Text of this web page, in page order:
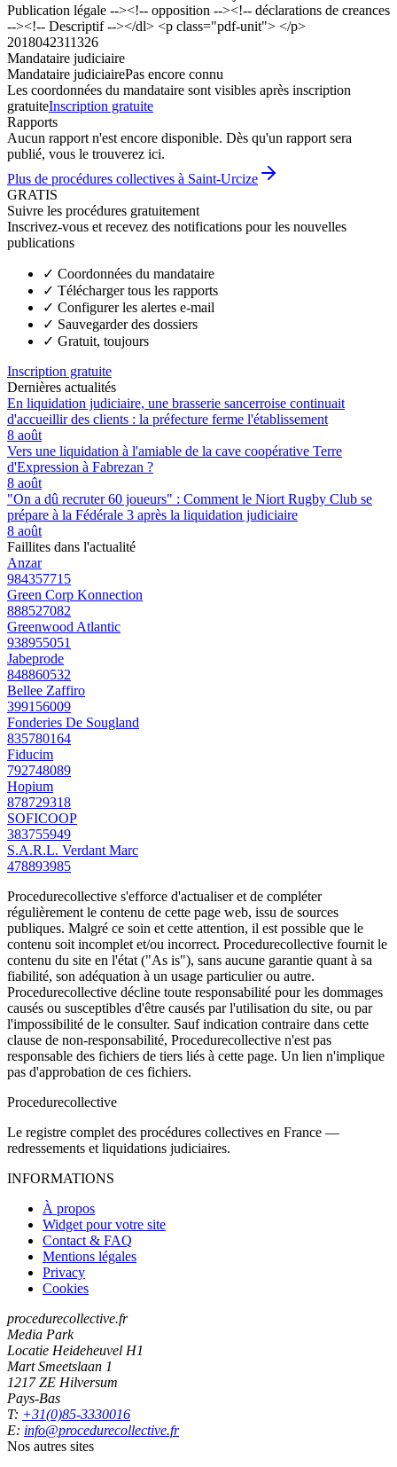
Publication légale --><!-- opposition --><!-- déclarations de creances
--><!-- Descriptif --></dl> <p class="pdf-unit"> </p>
2018042311326
Mandataire judiciaire
Mandataire judiciairePas encore connu
Les coordonnées du mandataire sont visibles après inscription
gratuiteInscription gratuite
Rapports
Aucun rapport n'est encore disponible. Dès qu'un rapport sera
publié, vous le trouverez ici.
Plus de procédures collectives à Saint-Urcize
GRATIS
Suivre les procédures gratuitement
Inscrivez-vous et recevez des notifications pour les nouvelles
publications
✓ Coordonnées du mandataire
✓ Télécharger tous les rapports
✓ Configurer les alertes e-mail
✓ Sauvegarder des dossiers
✓ Gratuit, toujours
Inscription gratuite
Dernières actualités
En liquidation judiciaire, une brasserie sancerroise continuait
d'accueillir des clients : la préfecture ferme l'établissement
8 août
Vers une liquidation à l'amiable de la cave coopérative Terre
d'Expression à Fabrezan ?
8 août
"On a dû recruter 60 joueurs" : Comment le Niort Rugby Club se
prépare à la Fédérale 3 après la liquidation judiciaire
8 août
Faillites dans l'actualité
Anzar
984357715
Green Corp Konnection
888527082
Greenwood Atlantic
938955051
Jabeprode
848860532
Bellee Zaffiro
399156009
Fonderies De Sougland
835780164
Fiducim
792748089
Hopium
878729318
SOFICOOP
383755949
S.A.R.L. Verdant Marc
478893985
Procedurecollective s'efforce d'actualiser et de compléter
régulièrement le contenu de cette page web, issu de sources
publiques. Malgré ce soin et cette attention, il est possible que le
contenu soit incomplet et/ou incorrect. Procedurecollective fournit le
contenu du site en l'état ("As is"), sans aucune garantie quant à sa
fiabilité, son adéquation à un usage particulier ou autre.
Procedurecollective décline toute responsabilité pour les dommages
causés ou susceptibles d'être causés par l'utilisation du site, ou par
l'impossibilité de le consulter. Sauf indication contraire dans cette
clause de non-responsabilité, Procedurecollective n'est pas
responsable des fichiers de tiers liés à cette page. Un lien n'implique
pas d'approbation de ces fichiers.
Procedurecollective
Le registre complet des procédures collectives en France —
redressements et liquidations judiciaires.
INFORMATIONS
À propos
Widget pour votre site
Contact & FAQ
Mentions légales
Privacy
Cookies
procedurecollective.fr
Media Park
Locatie Heideheuvel H1
Mart Smeetslaan 1
1217 ZE Hilversum
Pays-Bas
T: +31(0)85-3330016
E: info@procedurecollective.fr
Nos autres sites